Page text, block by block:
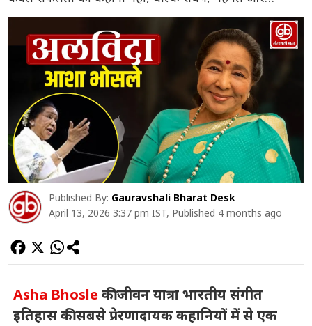
आत्मविश्वास की मिसाल है। कम उम्र में ही उन्होंने अपने परिवार
की जिम्मेदारियों के चलते संगीत की दुनिया में कदम रखा।
शुरुआती दौर में उन्हें कई […]
Published By: Gauravshali Bharat Desk
April 13, 2026 3:37 pm IST, Published 4 months ago
Asha Bhosle की जीवन यात्रा भारतीय संगीत
इतिहास की सबसे प्रेरणादायक कहानियों में से एक